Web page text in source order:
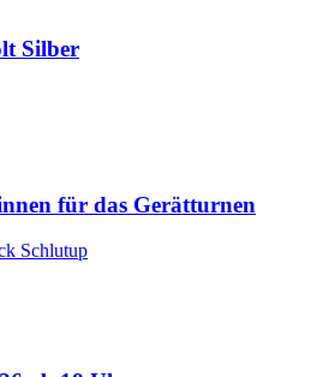
Silber
für das Gerätturnen